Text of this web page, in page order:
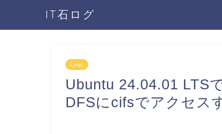
IT石ログ
Linux
Ubuntu 24.04.01 LTS
DFSにcifsでアクセス